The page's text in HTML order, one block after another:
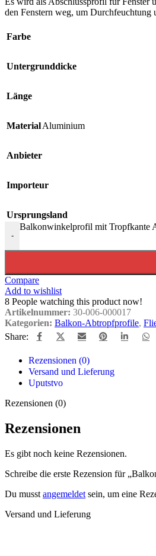
den Fenstern weg, um
Farbe
Untergrunddicke
Länge
MaterialAluminium
Anbieter
Importeur
Ursprungsland
-
Balkonwinkelprofil mit Tropfkante
Compare
Add to wishlist
8 People watching this product now!
Artikelnummer: 30-006-000017
Kategorien: Balkon-Abtropfprofile,
Share:
Rezensionen (0)
Versand und Lieferung
Uputstvo
Rezensionen (0)
Rezensionen
Es gibt noch keine Rezensionen.
Schreibe die erste Rezension für
Du musst angemeldet sein, um eine
Versand und Lieferung